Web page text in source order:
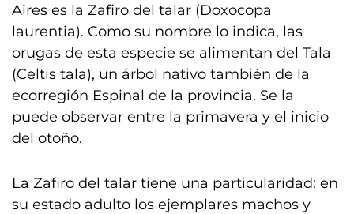
Aires es la Zafiro del talar (Doxocopa
laurentia). Como su nombre lo indica, las
orugas de esta especie se alimentan del Tala
(Celtis tala), un árbol nativo también de la
ecorregión Espinal de la provincia. Se la
puede observar entre la primavera y el inicio
del otoño.
La Zafiro del talar tiene una particularidad: en
su estado adulto los ejemplares machos y